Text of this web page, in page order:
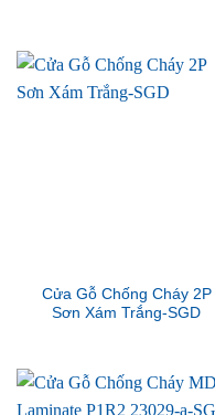
Cửa Gỗ Chống Cháy 2P
Sơn Xám Trắng-SGD